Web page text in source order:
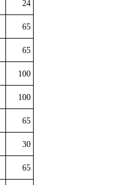
24
65
65
100
100
65
30
65